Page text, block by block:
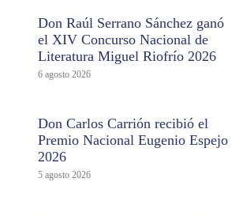
Don Raúl Serrano Sánchez ganó
el XIV Concurso Nacional de
Literatura Miguel Riofrío 2026
6 agosto 2026
Don Carlos Carrión recibió el
Premio Nacional Eugenio Espejo
2026
5 agosto 2026